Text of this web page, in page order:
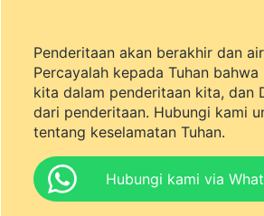
Penderitaan akan berakhir dan
Percayalah kepada Tuhan
kita dalam penderitaan kita, dan
dari penderitaan. Hubungi kami
tentang keselamatan Tuhan.
Hubungi kami via